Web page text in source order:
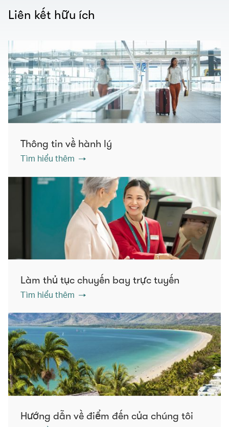
Liên kết hữu ích
Thông tin về hành lý
Tìm hiểu thêm
Làm thủ tục chuyến bay trực tuyến
Tìm hiểu thêm
Hướng dẫn về điểm đến của chúng tôi